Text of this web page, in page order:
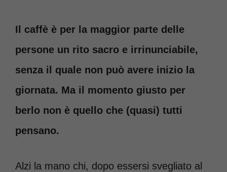
Il caffè è per la maggior parte delle
persone un rito sacro e irrinunciabile,
senza il quale non può avere inizio la
giornata. Ma il momento giusto per
berlo non è quello che (quasi) tutti
pensano.
Alzi la mano chi, dopo essersi svegliato al